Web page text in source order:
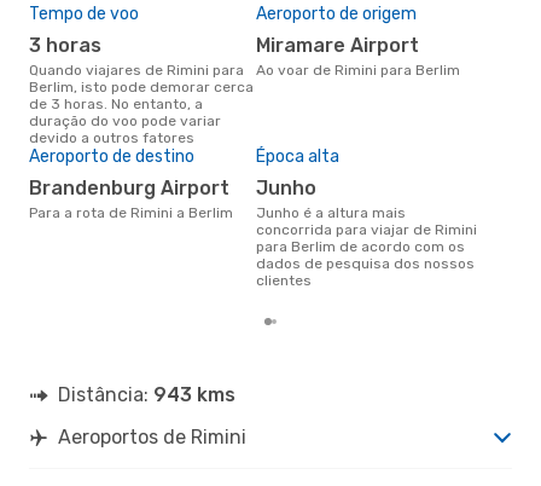
Tempo de voo
3 horas
Quando viajares de Rimini para
Berlim, isto pode demorar cerca
de 3 horas. No entanto, a
duração do voo pode variar
devido a outros fatores
Aeroporto de origem
Miramare Airport
Ao voar de Rimini para Berlim
Aeroporto de destino
Brandenburg Airport
Para a rota de Rimini a Berlim
Época alta
junho
junho é a altura mais
concorrida para viajar de Rimini
para Berlim de acordo com os
dados de pesquisa dos nossos
clientes
Distância: 943 kms
Aeroportos de Rimini